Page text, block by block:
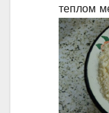
теплом